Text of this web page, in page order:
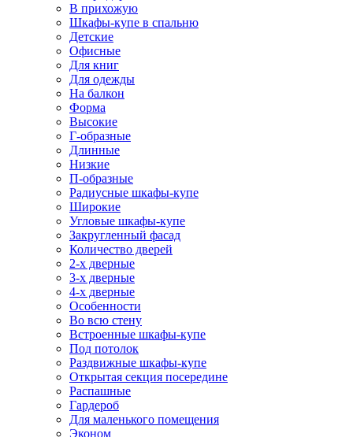
В прихожую
Шкафы-купе в спальню
Детские
Офисные
Для книг
Для одежды
На балкон
Форма
Высокие
Г-образные
Длинные
Низкие
П-образные
Радиусные шкафы-купе
Широкие
Угловые шкафы-купе
Закругленный фасад
Количество дверей
2-х дверные
3-х дверные
4-х дверные
Особенности
Во всю стену
Встроенные шкафы-купе
Под потолок
Раздвижные шкафы-купе
Открытая секция посередине
Распашные
Гардероб
Для маленького помещения
Эконом